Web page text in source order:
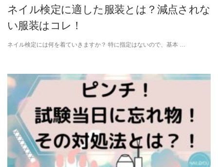
ネイル検定に適した服装とは？減点されな
い服装はコレ！
ネイル検定には何を着ていきますか？ 特に指定はないので、基本 …